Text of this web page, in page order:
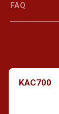
FAQ
KAC700